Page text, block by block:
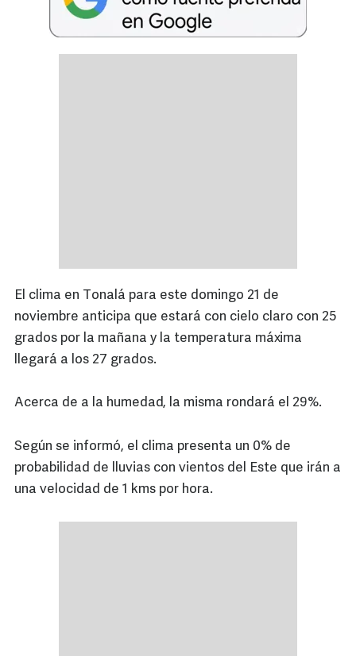
El clima en Tonalá para este domingo 21 de
noviembre anticipa que estará con cielo claro con 25
grados por la mañana y la temperatura máxima
llegará a los 27 grados.
Acerca de a la humedad, la misma rondará el 29%.
Según se informó, el clima presenta un 0% de
probabilidad de lluvias con vientos del Este que irán a
una velocidad de 1 kms por hora.